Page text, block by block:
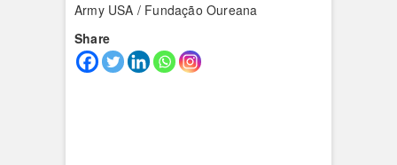
Army USA / Fundação Oureana
Share